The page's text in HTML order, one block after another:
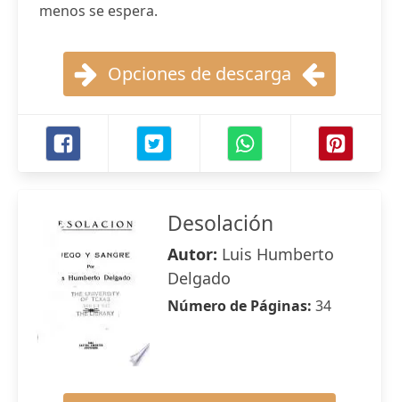
menos se espera.
Opciones de descarga
Desolación
Autor: Luis Humberto
Delgado
Número de Páginas: 34